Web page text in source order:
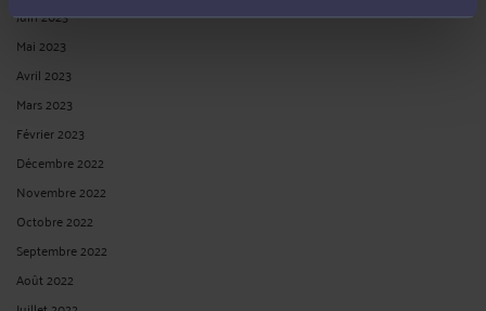
Juin 2023
Mai 2023
Avril 2023
Mars 2023
Février 2023
Décembre 2022
Novembre 2022
Octobre 2022
Septembre 2022
Août 2022